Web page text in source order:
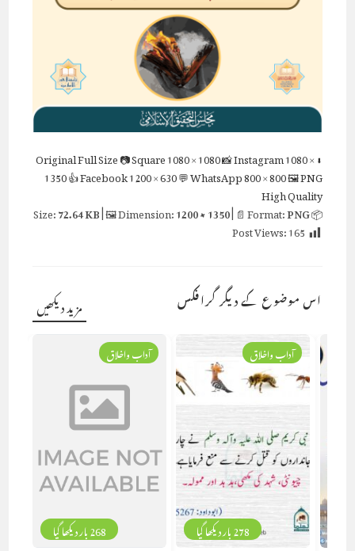
⬇ Original
Full Size📷 Square1080 × 1080📸 Instagram1080 ×
1350👍 Facebook1200 × 630💬 WhatsApp800 × 800🖼 PNG
High Quality
📦 Size:
72.64 KB| 🖼 Dimension:1200 × 1350| 📄 Format:PNG
Post Views:165
اس موضوع کے دیگر گرافکس مزید دیکھیں
278 بار دیکھا گیا
آداب واخلاق
268 بار دیکھا گیا
آداب واخلاق